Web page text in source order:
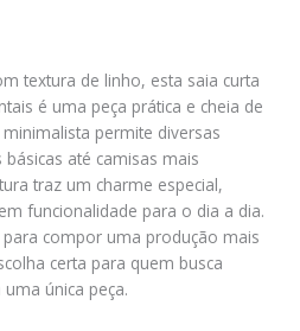
textura de linho, esta saia curta
é uma peça prática e cheia de
permite diversas
até camisas mais
traz um charme especial,
funcionalidade para o dia a dia.
compor uma produção mais
certa para quem busca
única peça.